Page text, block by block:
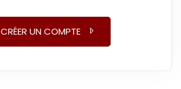
CRÉER UN COMPTE